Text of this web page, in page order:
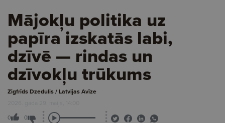
Mājokļu politika uz
papīra izskatās labi,
dzīvē — rindas un
dzīvokļu trūkums
Zigfrīds Dzedulis / Latvijas Avīze
2026. gada 29. maijs, 14:00
0 0